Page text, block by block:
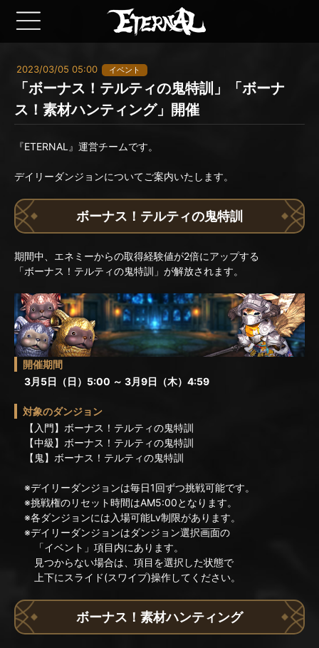
2023/03/05 05:00 イベント
「ボーナス！テルティの鬼特訓」「ボーナ
ス！素材ハンティング」開催
『ETERNAL』運営チームです。
デイリーダンジョンについてご案内いたします。
ボーナス！テルティの鬼特訓
期間中、エネミーからの取得経験値が2倍にアップする
「ボーナス！テルティの鬼特訓」が解放されます。
開催期間
3月5日（日）5:00 ～ 3月9日（木）4:59
対象のダンジョン
【入門】ボーナス！テルティの鬼特訓
【中級】ボーナス！テルティの鬼特訓
【鬼】ボーナス！テルティの鬼特訓
※デイリーダンジョンは毎日1回ずつ挑戦可能です。
※挑戦権のリセット時間はAM5:00となります。
※各ダンジョンには入場可能Lv制限があります。
※デイリーダンジョンはダンジョン選択画面の
「イベント」項目内にあります。
見つからない場合は、項目を選択した状態で
上下にスライド(スワイプ)操作してください。
ボーナス！素材ハンティング